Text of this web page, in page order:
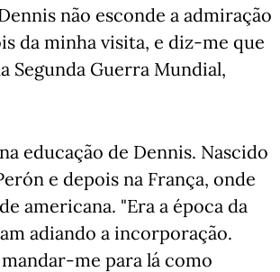
não esconde a admiração
da minha visita, e diz-me que
Segunda Guerra Mundial,
educação de Dennis. Nascido
e depois na França, onde
americana. "Era a época da
adiando a incorporação.
me para lá como